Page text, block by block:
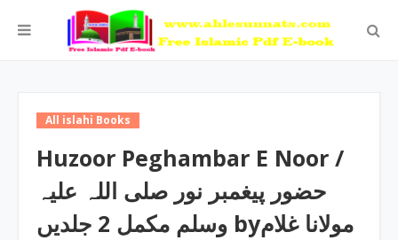
All islahi Books
Huzoor Peghambar E Noor /
حضور پیغمبر نور صلی اللہ علیہ
وسلم مکمل 2 جلدیں byمولانا غلام